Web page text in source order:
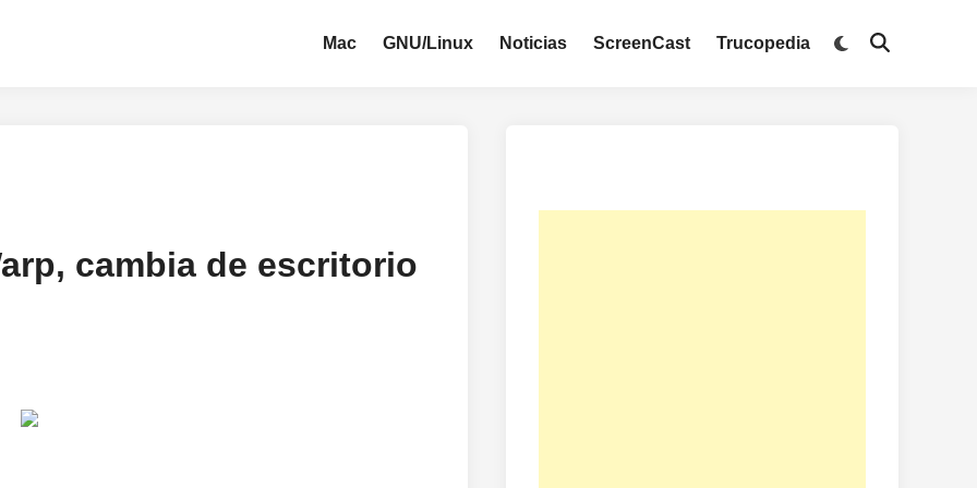
Mac GNU/Linux Noticias ScreenCast Trucopedia
cambia de escritorio